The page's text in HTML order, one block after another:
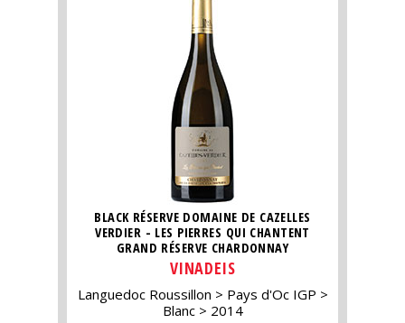
BLACK RÉSERVE DOMAINE DE CAZELLES
VERDIER - LES PIERRES QUI CHANTENT
GRAND RÉSERVE CHARDONNAY
VINADEIS
Languedoc Roussillon
Pays d'Oc IGP
Blanc
2014